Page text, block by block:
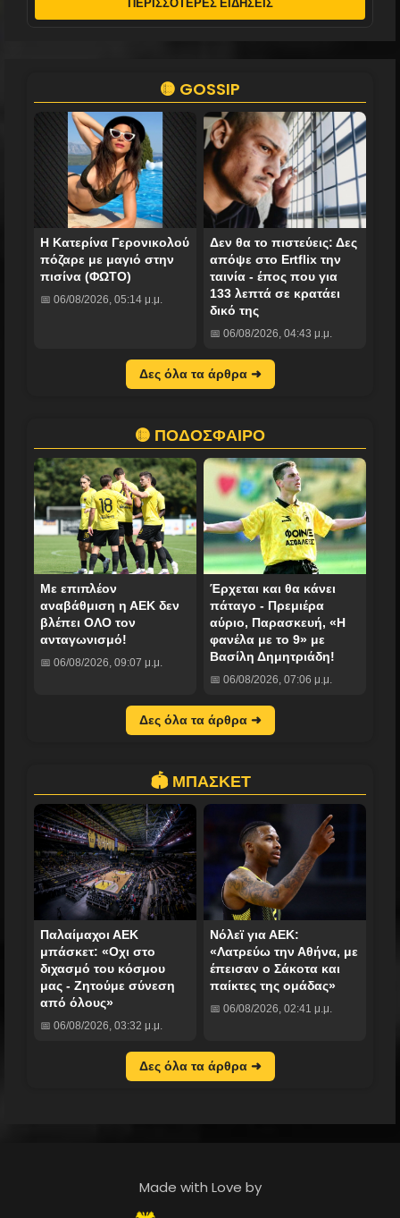
🟡 GOSSIP
Η Κατερίνα Γερονικολού
πόζαρε με μαγιό στην
πισίνα (ΦΩΤΟ)
📅 06/08/2026, 05:14 μ.μ.
Δεν θα το πιστεύεις: Δες
απόψε στο Ertflix την
ταινία - έπος που για
133 λεπτά σε κρατάει
δικό της
📅 06/08/2026, 04:43 μ.μ.
Δες όλα τα άρθρα ➜
🟡 ΠΟΔΟΣΦΑΙΡΟ
Με επιπλέον
αναβάθμιση η ΑΕΚ δεν
βλέπει ΟΛΟ τον
ανταγωνισμό!
📅 06/08/2026, 09:07 μ.μ.
Έρχεται και θα κάνει
πάταγο - Πρεμιέρα
αύριο, Παρασκευή, «Η
φανέλα με το 9» με
Βασίλη Δημητριάδη!
📅 06/08/2026, 07:06 μ.μ.
Δες όλα τα άρθρα ➜
🏟️ ΜΠΑΣΚΕΤ
Παλαίμαχοι ΑΕΚ
μπάσκετ: «Οχι στο
διχασμό του κόσμου
μας - Ζητούμε σύνεση
από όλους»
📅 06/08/2026, 03:32 μ.μ.
Νόλεϊ για ΑΕΚ:
«Λατρεύω την Αθήνα, με
έπεισαν ο Σάκοτα και
παίκτες της ομάδας»
📅 06/08/2026, 02:41 μ.μ.
Δες όλα τα άρθρα ➜
Made with Love by